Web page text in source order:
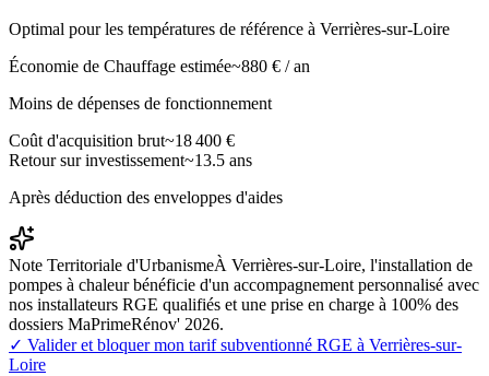
Optimal pour les températures de référence à Verrières-sur-Loire
Économie de Chauffage estimée~880 € / an
Moins de dépenses de fonctionnement
Coût d'acquisition brut~18 400 €
Retour sur investissement~13.5 ans
Après déduction des enveloppes d'aides
Note Territoriale d'UrbanismeÀ Verrières-sur-Loire, l'installation de
pompes à chaleur bénéficie d'un accompagnement personnalisé avec
nos installateurs RGE qualifiés et une prise en charge à 100% des
dossiers MaPrimeRénov' 2026.
✓ Valider et bloquer mon tarif subventionné RGE à Verrières-sur-
Loire